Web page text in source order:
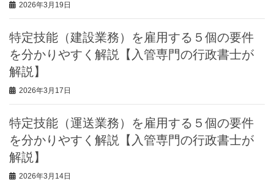
2026年3月19日
特定技能（建設業務）を雇用する５個の要件
を分かりやすく解説【入管専門の行政書士が
解説】
2026年3月17日
特定技能（運送業務）を雇用する５個の要件
を分かりやすく解説【入管専門の行政書士が
解説】
2026年3月14日